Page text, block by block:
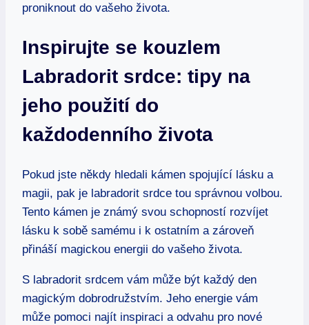
proniknout do vašeho života.
Inspirujte se kouzlem
Labradorit srdce: tipy na
jeho použití do
každodenního života
Pokud jste někdy hledali kámen spojující lásku a
magii, pak je labradorit srdce tou správnou volbou.
Tento kámen je známý svou schopností rozvíjet
lásku k sobě samému i k ostatním a zároveň
přináší magickou energii do vašeho života.
S labradorit srdcem vám může být každý den
magickým dobrodružstvím. Jeho energie vám
může pomoci najít inspiraci a odvahu pro nové